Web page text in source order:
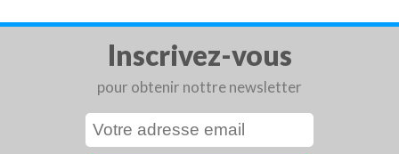
Inscrivez-vous
pour obtenir nottre newsletter